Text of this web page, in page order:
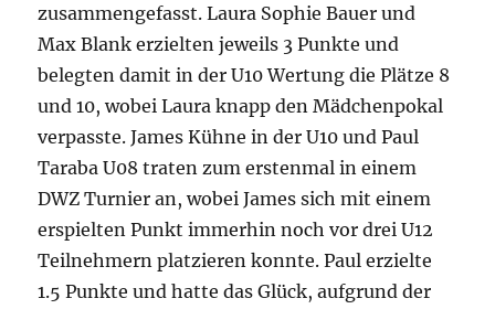
zusammengefasst. Laura Sophie Bauer und
Max Blank erzielten jeweils 3 Punkte und
belegten damit in der U10 Wertung die Plätze 8
und 10, wobei Laura knapp den Mädchenpokal
verpasste. James Kühne in der U10 und Paul
Taraba U08 traten zum erstenmal in einem
DWZ Turnier an, wobei James sich mit einem
erspielten Punkt immerhin noch vor drei U12
Teilnehmern platzieren konnte. Paul erzielte
1.5 Punkte und hatte das Glück, aufgrund der